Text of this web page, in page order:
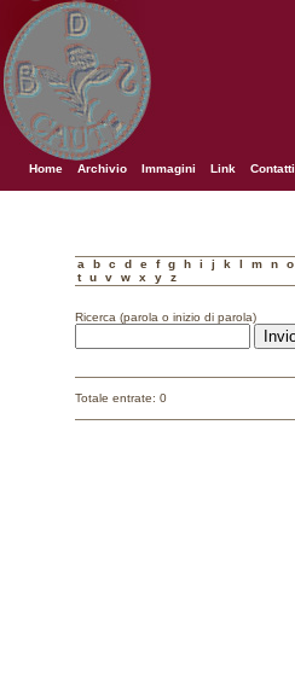
Home Archivio Immagini Link Contatti
a b c d e f g h i j k l m n o
t
u v w x y z
Ricerca (parola o inizio di parola)
Totale entrate: 0